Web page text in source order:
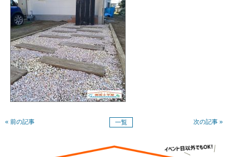
« 前の記事 一覧 次の記事 »